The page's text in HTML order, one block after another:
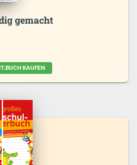
gemacht
KAUFEN